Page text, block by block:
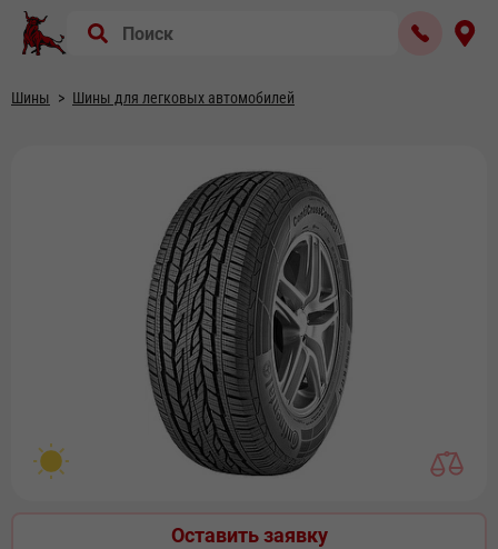
Шины Шины для легковых автомобилей
Оставить заявку